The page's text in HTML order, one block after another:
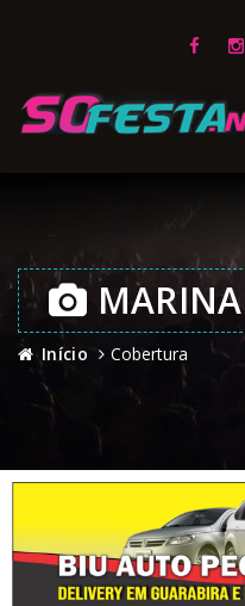
Início Cobertura